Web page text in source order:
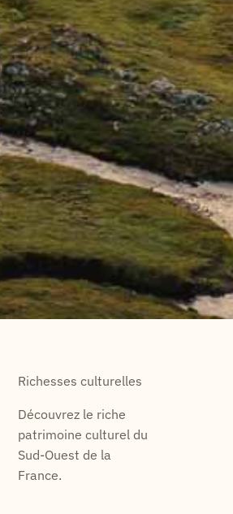
Richesses culturelles
Découvrez le riche
patrimoine culturel du
Sud-Ouest de la
France.